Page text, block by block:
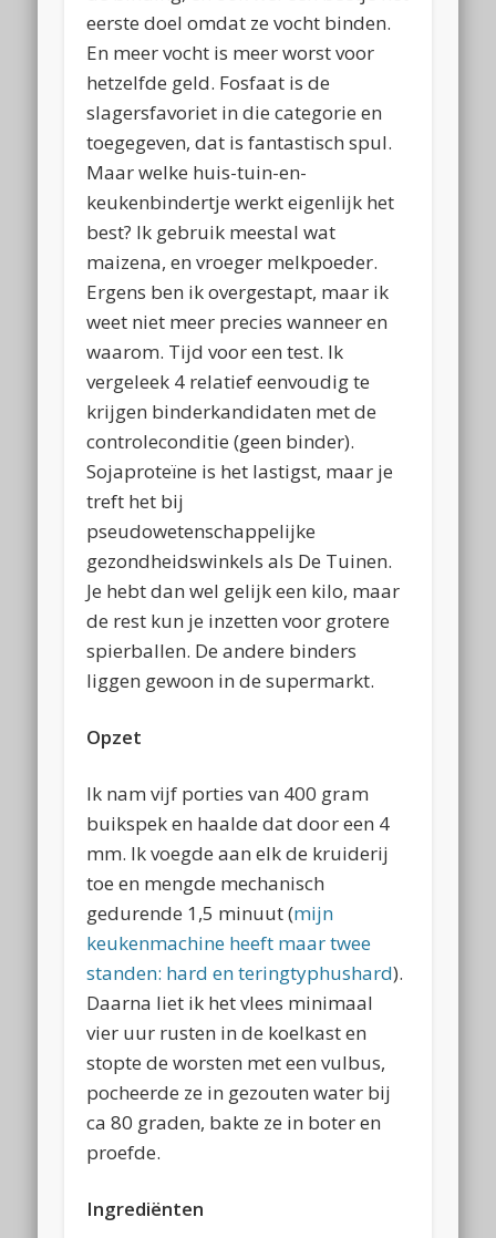
eerste doel omdat ze vocht binden.
En meer vocht is meer worst voor
hetzelfde geld. Fosfaat is de
slagersfavoriet in die categorie en
toegegeven, dat is fantastisch spul.
Maar welke huis-tuin-en-
keukenbindertje werkt eigenlijk het
best? Ik gebruik meestal wat
maizena, en vroeger melkpoeder.
Ergens ben ik overgestapt, maar ik
weet niet meer precies wanneer en
waarom. Tijd voor een test. Ik
vergeleek 4 relatief eenvoudig te
krijgen binderkandidaten met de
controleconditie (geen binder).
Sojaproteïne is het lastigst, maar je
treft het bij
pseudowetenschappelijke
gezondheidswinkels als De Tuinen.
Je hebt dan wel gelijk een kilo, maar
de rest kun je inzetten voor grotere
spierballen. De andere binders
liggen gewoon in de supermarkt.
Opzet
Ik nam vijf porties van 400 gram
buikspek en haalde dat door een 4
mm. Ik voegde aan elk de kruiderij
toe en mengde mechanisch
gedurende 1,5 minuut (mijn
keukenmachine heeft maar twee
standen: hard en teringtyphushard).
Daarna liet ik het vlees minimaal
vier uur rusten in de koelkast en
stopte de worsten met een vulbus,
pocheerde ze in gezouten water bij
ca 80 graden, bakte ze in boter en
proefde.
Ingrediënten